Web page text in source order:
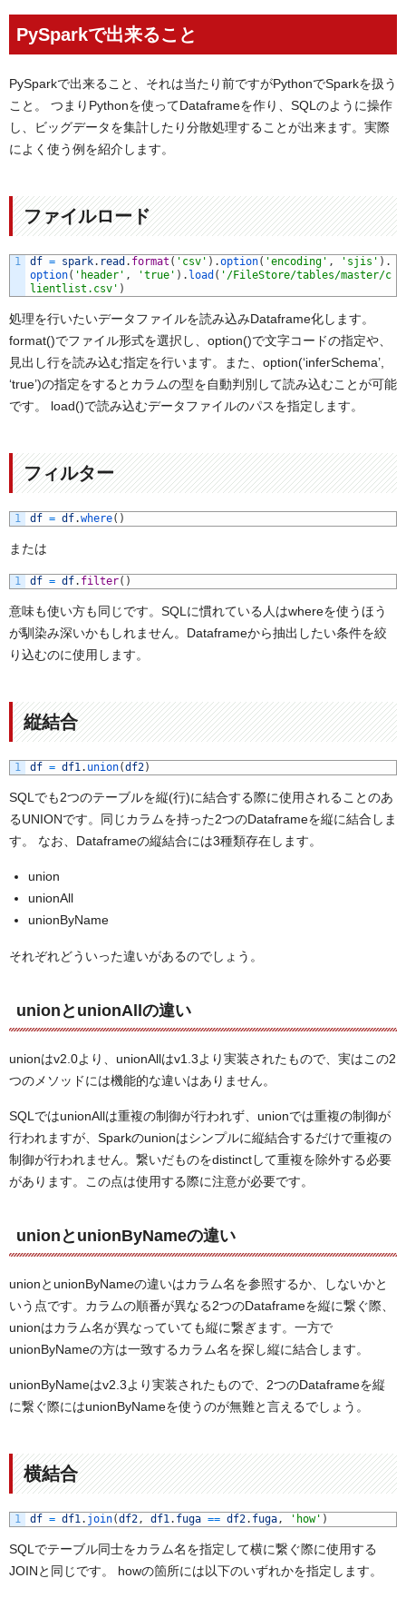
PySparkで出来ること
PySparkで出来ること、それは当たり前ですがPythonでSparkを扱う
こと。 つまりPythonを使ってDataframeを作り、SQLのように操作
し、ビッグデータを集計したり分散処理することが出来ます。実際
によく使う例を紹介します。
ファイルロード
1 df = spark. read . format ( 'csv' ) .option( 'encoding' , 'sjis' ) .
option( 'header' , 'true' ) . load ( '/FileStore/tables/master/c
lientlist.csv' )
処理を行いたいデータファイルを読み込みDataframe化します。
format()でファイル形式を選択し、option()で文字コードの指定や、
見出し行を読み込む指定を行います。また、option(‘inferSchema’,
‘true’)の指定をするとカラムの型を自動判別して読み込むことが可能
です。 load()で読み込むデータファイルのパスを指定します。
フィルター
1 df = df.where( )
または
1 df = df. filter( )
意味も使い方も同じです。SQLに慣れている人はwhereを使うほう
が馴染み深いかもしれません。Dataframeから抽出したい条件を絞
り込むのに使用します。
縦結合
1 df = df1. union(df2)
SQLでも2つのテーブルを縦(行)に結合する際に使用されることのあ
るUNIONです。同じカラムを持った2つのDataframeを縦に結合しま
す。 なお、Dataframeの縦結合には3種類存在します。
union
unionAll
unionByName
それぞれどういった違いがあるのでしょう。
unionとunionAllの違い
unionはv2.0より、unionAllはv1.3より実装されたもので、実はこの2
つのメソッドには機能的な違いはありません。
SQLではunionAllは重複の制御が行われず、unionでは重複の制御が
行われますが、Sparkのunionはシンプルに縦結合するだけで重複の
制御が行われません。繋いだものをdistinctして重複を除外する必要
があります。この点は使用する際に注意が必要です。
unionとunionByNameの違い
unionとunionByNameの違いはカラム名を参照するか、しないかと
いう点です。カラムの順番が異なる2つのDataframeを縦に繋ぐ際、
unionはカラム名が異なっていても縦に繋ぎます。一方で
unionByNameの方は一致するカラム名を探し縦に結合します。
unionByNameはv2.3より実装されたもので、2つのDataframeを縦
に繋ぐ際にはunionByNameを使うのが無難と言えるでしょう。
横結合
1 df = df1. join(df2, df1. fuga == df2. fuga, 'how' )
SQLでテーブル同士をカラム名を指定して横に繋ぐ際に使用する
JOINと同じです。 howの箇所には以下のいずれかを指定します。